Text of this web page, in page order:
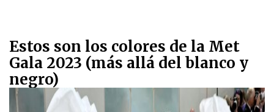
Estos son los colores de la Met
Gala 2023 (más allá del blanco y
negro)